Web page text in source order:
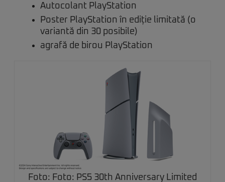
Autocolant PlayStation
Poster PlayStation în ediție limitată (o
variantă din 30 posibile)
agrafă de birou PlayStation
Foto: Foto: PS5 30th Anniversary Limited